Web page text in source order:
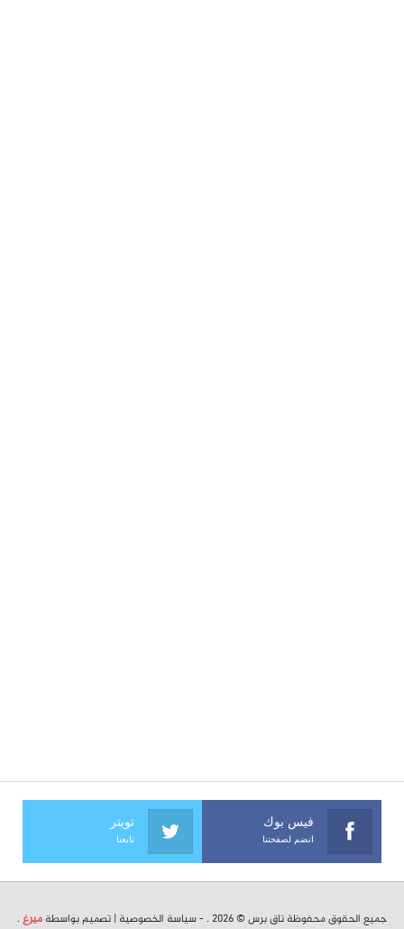
فيس بوك
انضم لصفحتنا
تويتر
تابعنا
جميع الحقوق محفوظة تاق برس © 2026 . - سياسة الخصوصية | تصميم بواسطة ميرغ .